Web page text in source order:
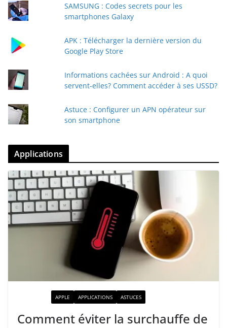
SAMSUNG : Codes secrets pour les
smartphones Galaxy
APK : Télécharger la dernière version du
Google Play Store
Informations cachées sur Android : A quoi
servent-elles? Comment accéder à ses USSD?
Astuce : Configurer un APN opérateur sur
son smartphone
Applications
APPLE APPLICATIONS ASTUCES
Comment éviter la surchauffe de